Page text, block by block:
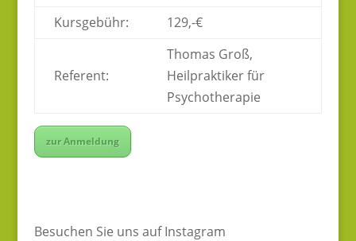
Kursgebühr:
129,-€
Referent:
Thomas Groß,
Heilpraktiker für
Psychotherapie
zur Anmeldung
Besuchen Sie uns auf Instagram